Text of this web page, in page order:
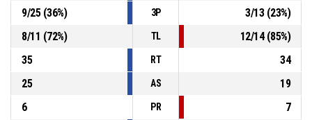
23, Ustby A. P4 00:05
9/25(36%) 3P 3/13(23%)
8/11 (72%) TL 12/14(85%)
35
RT
34
25
AS
19
6
PR
7